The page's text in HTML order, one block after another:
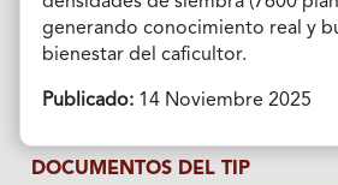
generando conocimiento real y
bienestar del caficultor.
Publicado:14 Noviembre 2025
DOCUMENTOS DEL TIP